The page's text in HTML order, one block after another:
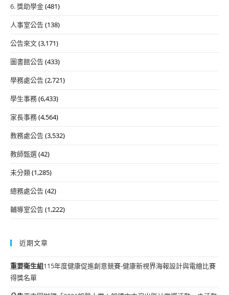
6. 獎助學金(481)
人事室公告(138)
公告來文(3,171)
圖書館公告(433)
學務處公告(2,721)
學生事務(6,433)
家長事務(4,564)
教務處公告(3,532)
教師甄選(42)
未分類(1,285)
總務處公告(42)
輔導室公告(1,222)
近期文章
重要衛生組115年度健康促進創意競賽-健康新視界海報設計與電繪比賽
得獎名單